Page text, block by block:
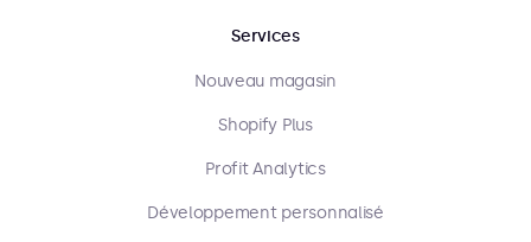
Services
Nouveau magasin
Shopify Plus
Profit Analytics
Développement personnalisé